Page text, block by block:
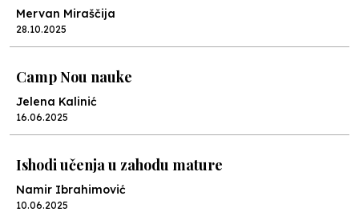
Mervan Miraščija
28.10.2025
Camp Nou nauke
Jelena Kalinić
16.06.2025
Ishodi učenja u zahodu mature
Namir Ibrahimović
10.06.2025